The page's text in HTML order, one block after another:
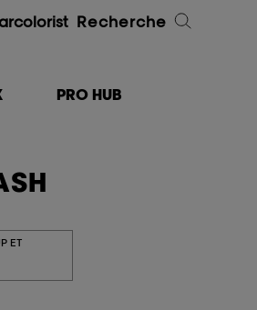
Recherche
PRO HUB
ET